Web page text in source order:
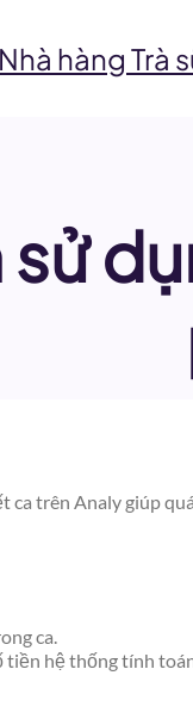
hàng Trà
ca trên Analy giúp
ca.
tiền hệ thống tính